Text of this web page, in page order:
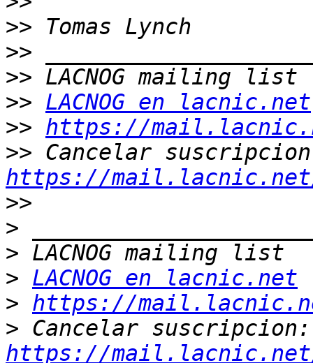
>>
>>
>>
>> LACNOG en lacnic.net
>> https://
>>
https://mail.lacnic.net/
>>
>
>
> LACNOG en lacnic.net
> https://
>
https://mail.lacnic.net/